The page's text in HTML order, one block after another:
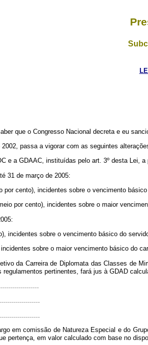
que o Congresso Nacional decreta e eu
passa a vigorar com as seguintes
e a GDAAC, instituídas pelo art. 3º desta Lei,
31 de março de 2005:
por cento), incidentes sobre o vencimento
por cento), incidentes sobre o maior
incidentes sobre o vencimento básico do
sobre o maior vencimento básico do
da Carreira de Diplomata das Classes de
pertinentes, fará jus à GDAD
em comissão de Natureza Especial e do
pertença, em valor calculado com base no